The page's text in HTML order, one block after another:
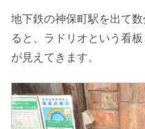
地下鉄の神保町駅を出て
ると、ラドリオという看板
が見えてきます。